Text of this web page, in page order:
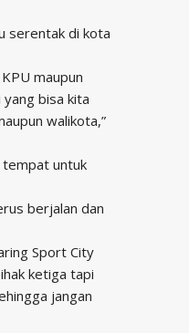
serentak di kota
maupun
bisa kita
walikota,”
tempat untuk
berjalan dan
Sport City
ketiga tapi
jangan